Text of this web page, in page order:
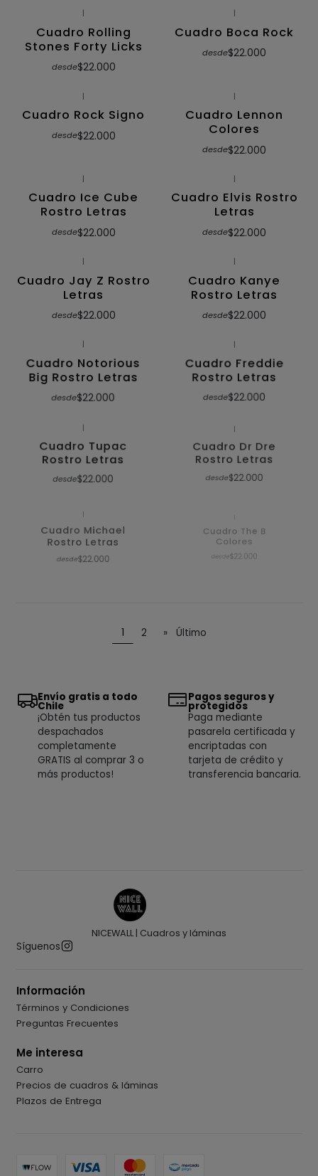
|
Cuadro Rolling
Stones Forty Licks
desde$22.000
|
Cuadro Boca Rock
desde$22.000
|
Cuadro Rock Signo
desde$22.000
|
Cuadro Lennon
Colores
desde$22.000
|
Cuadro Ice Cube
Rostro Letras
desde$22.000
|
Cuadro Elvis Rostro
Letras
desde$22.000
|
Cuadro Jay Z Rostro
Letras
desde$22.000
|
Cuadro Kanye
Rostro Letras
desde$22.000
|
Cuadro Notorious
Big Rostro Letras
desde$22.000
|
Cuadro Freddie
Rostro Letras
desde$22.000
|
Cuadro Tupac
Rostro Letras
desde$22.000
|
Cuadro Dr Dre
Rostro Letras
desde$22.000
|
Cuadro Michael
Rostro Letras
desde$22.000
Cuadro The B
Colores
$22.000
1 2 » Último
Envío gratis a todo
Chile
¡Obtén tus productos
despachados
completamente
GRATIS al comprar 3 o
más productos!
Pagos seguros y
protegidos
Paga mediante
pasarela certificada y
encriptadas con
tarjeta de crédito y
transferencia bancaria.
NICEWALL | Cuadros y láminas
Síguenos
Información
Términos y Condiciones
Preguntas Frecuentes
Me interesa
Carro
Precios de cuadros & láminas
Plazos de Entrega